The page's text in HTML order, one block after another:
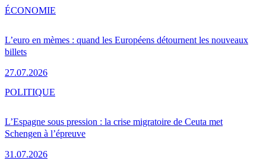
L’euro en mèmes : quand les Européens détournent les nouveaux
billets
27.07.2026
ÉCONOMIE
L’Espagne sous pression : la crise migratoire de Ceuta met
Schengen à l’épreuve
31.07.2026
POLITIQUE